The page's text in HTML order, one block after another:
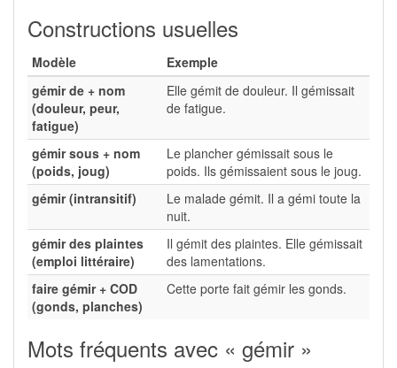
Constructions usuelles
Modèle
Exemple
gémir de + nom
(douleur, peur,
fatigue)
Elle gémit de douleur. Il gémissait
de fatigue.
gémir sous + nom
(poids, joug)
Le plancher gémissait sous le
poids. Ils gémissaient sous le joug.
gémir (intransitif)
Le malade gémit. Il a gémi toute la
nuit.
gémir des plaintes
(emploi littéraire)
Il gémit des plaintes. Elle gémissait
des lamentations.
faire gémir + COD
(gonds, planches)
Cette porte fait gémir les gonds.
Mots fréquents avec « gémir »